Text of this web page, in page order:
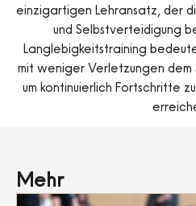
einzigartigen Lehransatz, der
und Selbstverteidigung
Langlebigkeitstraining
mit weniger Verletzungen
um kontinuierlich Fortschritte
Mehr